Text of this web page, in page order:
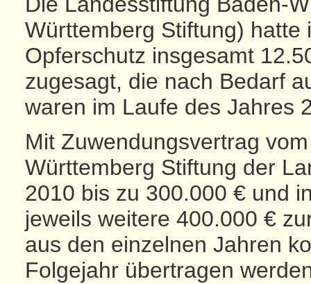
Württemberg Stiftung)
Opferschutz insgesamt
zugesagt, die nach Bedarf
waren im Laufe des Jahres
Mit Zuwendungsvertrag
Württemberg Stiftung der
2010 bis zu 300.000 € und
jeweils weitere 400.000 €
aus den einzelnen Jahren
Folgejahr übertragen